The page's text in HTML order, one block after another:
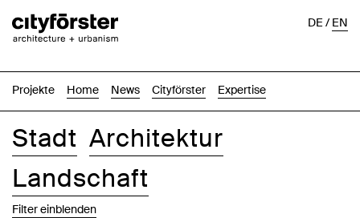
Projekte Home News Cityförster Expertise
DE/EN
Stadt Architektur
Landschaft
Filter einblenden